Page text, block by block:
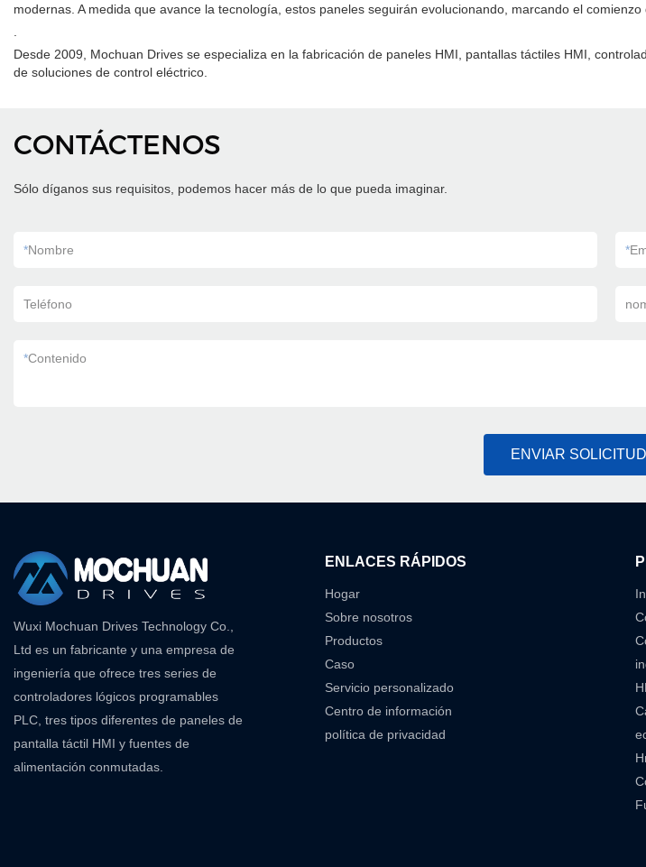
modernas. A medida que avance la tecnología, estos paneles seguirán evolucionando, marcando el
.
Desde 2009, Mochuan Drives se especializa en la fabricación de paneles HMI, pantallas táctiles HMI,
de soluciones de control eléctrico.
CONTÁCTENOS
Sólo díganos sus requisitos, podemos hacer más de lo que pueda imaginar.
*Nombre *
Teléfono
*Contenido
ENVIAR
Wuxi Mochuan Drives Technology Co.,
Ltd es un fabricante y una empresa de
ingeniería que ofrece tres series de
controladores lógicos programables
PLC, tres tipos diferentes de paneles de
pantalla táctil HMI y fuentes de
alimentación conmutadas.
ENLACES RÁPIDOS
Hogar
Sobre nosotros
Productos
Caso
Servicio personalizado
Centro de información
política de privacidad